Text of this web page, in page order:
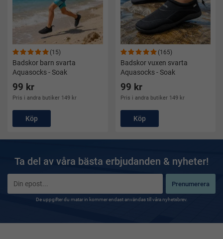
(15)
Badskor barn svarta
Aquasocks - Soak
99 kr
Pris i andra butiker 149 kr
Köp
(165)
Badskor vuxen svarta
Aquasocks - Soak
99 kr
Pris i andra butiker 149 kr
Köp
Ta del av våra bästa erbjudanden & nyheter!
Prenumerera
De uppgifter du matar in kommer endast användas till våra nyhetsbrev.